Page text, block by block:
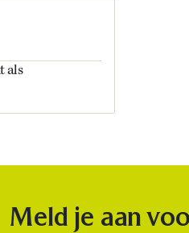
als
Meld je aan